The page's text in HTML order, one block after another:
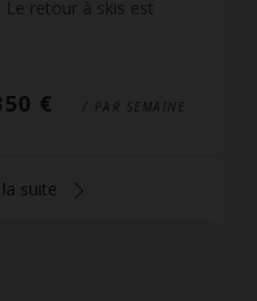
Le retour à skis est
€ / PAR SEMAINE
suite